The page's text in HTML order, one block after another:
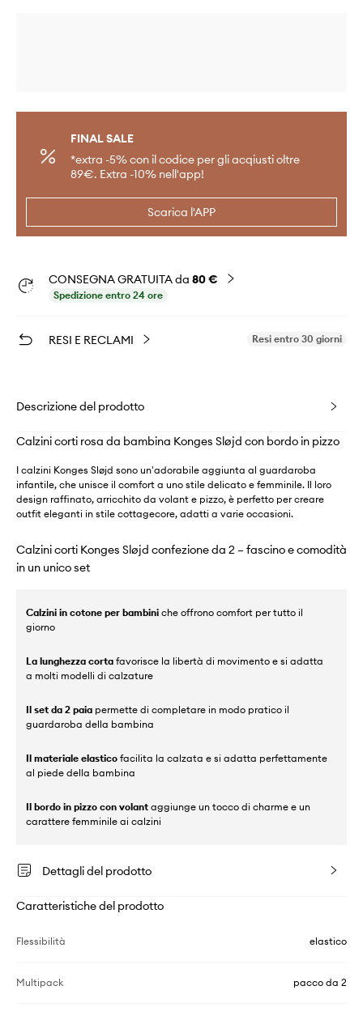
FINAL SALE
*extra -5% con il codice per gli acqiusti oltre
89€. Extra -10% nell'app!
Scarica l'APP
CONSEGNA GRATUITA da 80 €
Spedizione entro 24 ore
RESI E RECLAMI Resi entro 30 giorni
Descrizione del prodotto
Calzini corti rosa da bambina Konges Sløjd con bordo in pizzo
I calzini Konges Sløjd sono un'adorabile aggiunta al guardaroba
infantile, che unisce il comfort a uno stile delicato e femminile. Il loro
design raffinato, arricchito da volant e pizzo, è perfetto per creare
outfit eleganti in stile cottagecore, adatti a varie occasioni.
Calzini corti Konges Sløjd confezione da 2 – fascino e comodità
in un unico set
Calzini in cotone per bambini che offrono comfort per tutto il
giorno
La lunghezza corta favorisce la libertà di movimento e si adatta
a molti modelli di calzature
Il set da 2 paia permette di completare in modo pratico il
guardaroba della bambina
Il materiale elastico facilita la calzata e si adatta perfettamente
al piede della bambina
Il bordo in pizzo con volant aggiunge un tocco di charme e un
carattere femminile ai calzini
Dettagli del prodotto
Caratteristiche del prodotto
Flessibilità elastico
Multipack pacco da 2